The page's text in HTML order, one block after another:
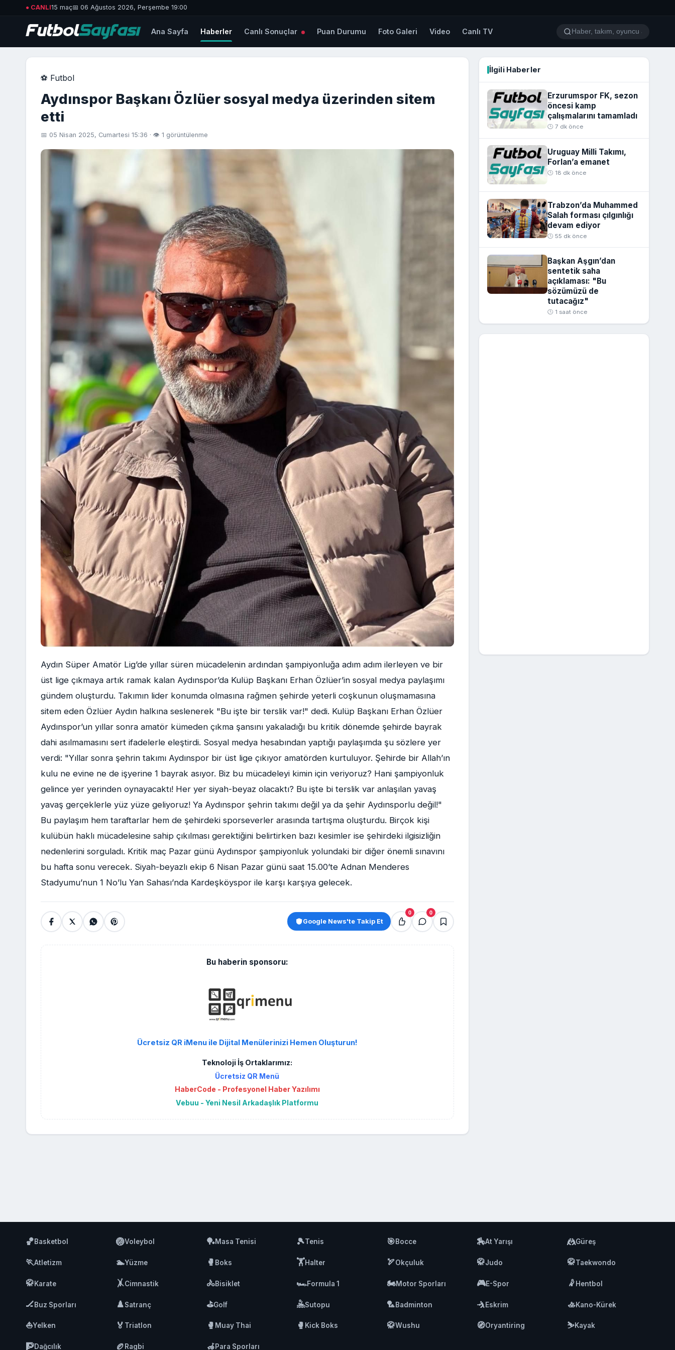
● CANLI15 maç📅 06 Ağustos 2026, Perşembe 19:00
Ana Sayfa Haberler Canlı Sonuçlar Puan Durumu Foto Galeri Video Canlı TV
⚽ Futbol
Aydınspor Başkanı Özlüer sosyal medya üzerinden sitem
etti
📅 05 Nisan 2025, Cumartesi 15:36 · 👁 1 görüntülenme
Aydın Süper Amatör Lig’de yıllar süren mücadelenin ardından şampiyonluğa adım adım ilerleyen ve bir
üst lige çıkmaya artık ramak kalan Aydınspor’da Kulüp Başkanı Erhan Özlüer’in sosyal medya paylaşımı
gündem oluşturdu. Takımın lider konumda olmasına rağmen şehirde yeterli coşkunun oluşmamasına
sitem eden Özlüer Aydın halkına seslenerek "Bu işte bir terslik var!" dedi. Kulüp Başkanı Erhan Özlüer
Aydınspor’un yıllar sonra amatör kümeden çıkma şansını yakaladığı bu kritik dönemde şehirde bayrak
dahi asılmamasını sert ifadelerle eleştirdi. Sosyal medya hesabından yaptığı paylaşımda şu sözlere yer
verdi: "Yıllar sonra şehrin takımı Aydınspor bir üst lige çıkıyor amatörden kurtuluyor. Şehirde bir Allah’ın
kulu ne evine ne de işyerine 1 bayrak asıyor. Biz bu mücadeleyi kimin için veriyoruz? Hani şampiyonluk
gelince yer yerinden oynayacaktı! Her yer siyah-beyaz olacaktı? Bu işte bi terslik var anlaşılan yavaş
yavaş gerçeklerle yüz yüze geliyoruz! Ya Aydınspor şehrin takımı değil ya da şehir Aydınsporlu değil!"
Bu paylaşım hem taraftarlar hem de şehirdeki sporseverler arasında tartışma oluşturdu. Birçok kişi
kulübün haklı mücadelesine sahip çıkılması gerektiğini belirtirken bazı kesimler ise şehirdeki ilgisizliğin
nedenlerini sorguladı. Kritik maç Pazar günü Aydınspor şampiyonluk yolundaki bir diğer önemli sınavını
bu hafta sonu verecek. Siyah-beyazlı ekip 6 Nisan Pazar günü saat 15.00’te Adnan Menderes
Stadyumu’nun 1 No’lu Yan Sahası’nda Kardeşköyspor ile karşı karşıya gelecek.
Google News'te Takip Et
0 0
Bu haberin sponsoru:
Ücretsiz QR iMenu ile Dijital Menülerinizi Hemen Oluşturun!
Teknoloji İş Ortaklarımız:
Ücretsiz QR Menü
HaberCode - Profesyonel Haber Yazılımı
Vebuu - Yeni Nesil Arkadaşlık Platformu
İlgili Haberler
Erzurumspor FK, sezon
öncesi kamp
çalışmalarını tamamladı
🕒 7 dk önce
Uruguay Milli Takımı,
Forlan’a emanet
🕒 18 dk önce
Trabzon’da Muhammed
Salah forması çılgınlığı
devam ediyor
🕒 55 dk önce
Başkan Aşgın’dan
sentetik saha
açıklaması: "Bu
sözümüzü de
tutacağız"
🕒 1 saat önce
🏀Basketbol 🏐Voleybol 🏓Masa Tenisi 🎾Tenis 🎯Bocce 🏇At Yarışı 🤼Güreş
🏃Atletizm 🏊Yüzme 🥊 Boks 🏋️Halter 🏹Okçuluk 🥋Judo 🥋Taekwondo
🥋Karate 🤸Cimnastik 🚴Bisiklet 🏎️Formula 1 🏍️Motor Sporları 🎮E-Spor 🤾 Hentbol
🏒Buz Sporları ♟️Satranç ⛳Golf 🤽Sutopu 🏸Badminton 🤺Eskrim 🚣Kano-Kürek
⛵Yelken 🏅 Triatlon 🥊 Muay Thai 🥊 Kick Boks 🥋Wushu 🧭Oryantiring ⛷️Kayak
🧗Dağcılık 🏉 Ragbi 🦽Para Sporları